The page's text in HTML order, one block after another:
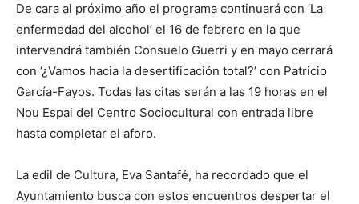
De cara al próximo año el programa continuará con ‘La
enfermedad del alcohol’ el 16 de febrero en la que
intervendrá también Consuelo Guerri y en mayo cerrará
con ‘¿Vamos hacia la desertificación total?’ con Patricio
García-Fayos. Todas las citas serán a las 19 horas en el
Nou Espai del Centro Sociocultural con entrada libre
hasta completar el aforo.
La edil de Cultura, Eva Santafé, ha recordado que el
Ayuntamiento busca con estos encuentros despertar el